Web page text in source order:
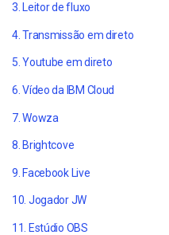
3. Leitor de fluxo
4. Transmissão em direto
5. Youtube em direto
6. Vídeo da IBM Cloud
7. Wowza
8. Brightcove
9. Facebook Live
10. Jogador JW
11. Estúdio OBS